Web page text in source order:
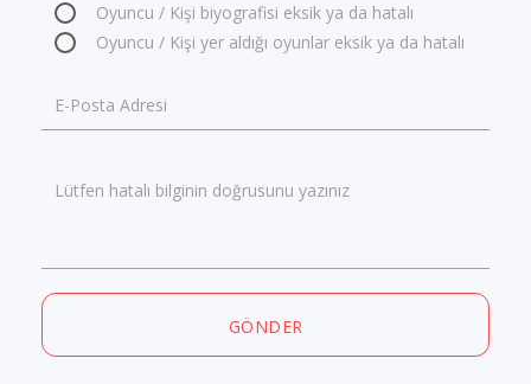
Oyuncu / Kişi biyografisi eksik ya da hatalı
Oyuncu / Kişi yer aldığı oyunlar eksik ya da hatalı
E-Posta Adresi
Lütfen hatalı bilginin doğrusunu yazınız
GÖNDER